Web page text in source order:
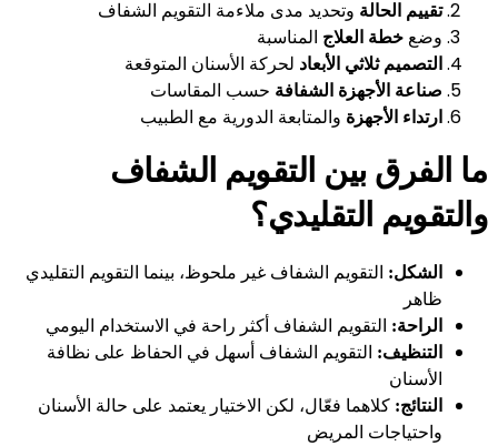
تقييم الحالة وتحديد مدى ملاءمة التقويم الشفاف
وضع خطة العلاج المناسبة
التصميم ثلاثي الأبعاد لحركة الأسنان المتوقعة
صناعة الأجهزة الشفافة حسب المقاسات
ارتداء الأجهزة والمتابعة الدورية مع الطبيب
ما الفرق بين التقويم الشفاف
والتقويم التقليدي؟
الشكل: التقويم الشفاف غير ملحوظ، بينما التقويم التقليدي
ظاهر
الراحة: التقويم الشفاف أكثر راحة في الاستخدام اليومي
التنظيف: التقويم الشفاف أسهل في الحفاظ على نظافة
الأسنان
النتائج: كلاهما فعّال، لكن الاختيار يعتمد على حالة الأسنان
واحتياجات المريض